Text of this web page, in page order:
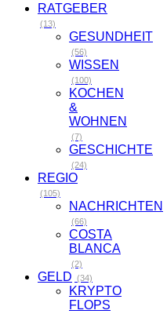
RATGEBER
(13)
GESUNDHEIT
(56)
WISSEN
(100)
KOCHEN
&
WOHNEN
(7)
GESCHICHTE
(24)
REGIO
(105)
NACHRICHTEN
(66)
COSTA
BLANCA
(2)
GELD (34)
KRYPTO
FLOPS